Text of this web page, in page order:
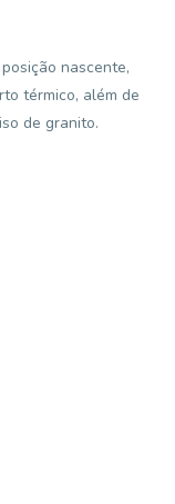
nascente,
térmico, além de
de granito.